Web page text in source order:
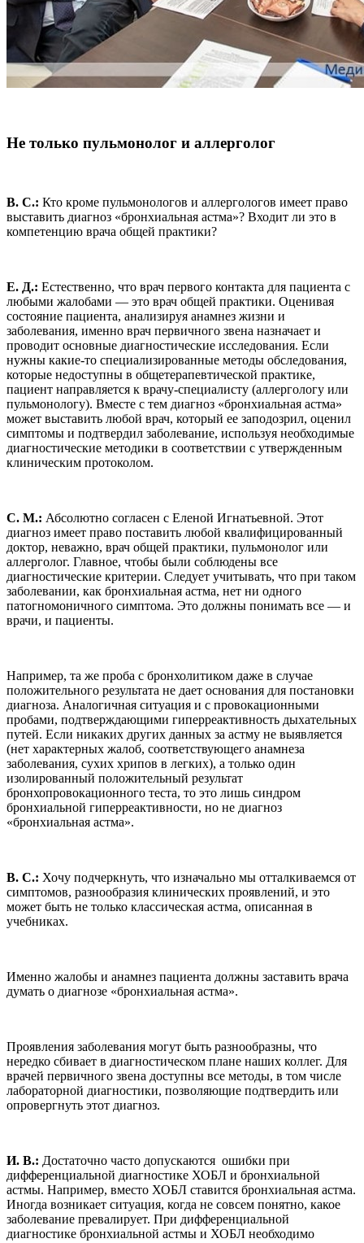
Не только пульмонолог и аллерголог
В. С.: Кто кроме пульмонологов и аллергологов имеет право
выставить диагноз «бронхиальная астма»? Входит ли это в
компетенцию врача общей практики?
Е. Д.: Естественно, что врач первого контакта для пациента с
любыми жалобами — это врач общей практики. Оценивая
состояние пациента, анализируя анамнез жизни и
заболевания, именно врач первичного звена назначает и
проводит основные диагностические исследования. Если
нужны какие-то специализированные методы обследования,
которые недоступны в общетерапевтической практике,
пациент направляется к врачу-специалисту (аллергологу или
пульмонологу). Вместе с тем диагноз «бронхиальная астма»
может выставить любой врач, который ее заподозрил, оценил
симптомы и подтвердил заболевание, используя необходимые
диагностические методики в соответствии с утвержденным
клиническим протоколом.
С. М.: Абсолютно согласен с Еленой Игнатьевной. Этот
диагноз имеет право поставить любой квалифицированный
доктор, неважно, врач общей практики, пульмонолог или
аллерголог. Главное, чтобы были соблюдены все
диагностические критерии. Следует учитывать, что при таком
заболевании, как бронхиальная астма, нет ни одного
патогномоничного симптома. Это должны понимать все — и
врачи, и пациенты.
Например, та же проба с бронхолитиком даже в случае
положительного результата не дает основания для постановки
диагноза. Аналогичная ситуация и с провокационными
пробами, подтверждающими гиперреактивность дыхательных
путей. Если никаких других данных за астму не выявляется
(нет характерных жалоб, соответствующего анамнеза
заболевания, сухих хрипов в легких), а только один
изолированный положительный результат
бронхопровокационного теста, то это лишь синдром
бронхиальной гиперреактивности, но не диагноз
«бронхиальная астма».
В. С.: Хочу подчеркнуть, что изначально мы отталкиваемся от
симптомов, разнообразия клинических проявлений, и это
может быть не только классическая астма, описанная в
учебниках.
Именно жалобы и анамнез пациента должны заставить врача
думать о диагнозе «бронхиальная астма».
Проявления заболевания могут быть разнообразны, что
нередко сбивает в диагностическом плане наших коллег. Для
врачей первичного звена доступны все методы, в том числе
лабораторной диагностики, позволяющие подтвердить или
опровергнуть этот диагноз.
И. В.: Достаточно часто допускаются ошибки при
дифференциальной диагностике ХОБЛ и бронхиальной
астмы. Например, вместо ХОБЛ ставится бронхиальная астма.
Иногда возникает ситуация, когда не совсем понятно, какое
заболевание превалирует. При дифференциальной
диагностике бронхиальной астмы и ХОБЛ необходимо